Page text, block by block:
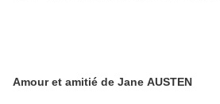
Amour et amitié de Jane AUSTEN